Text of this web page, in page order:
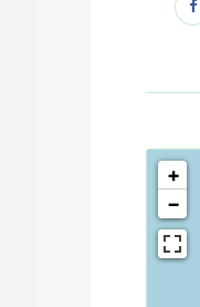
<!---->
+
−